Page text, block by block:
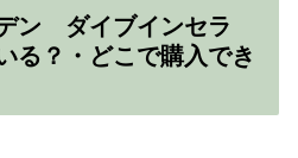
ン ダイブインセラ
？・どこで購入でき